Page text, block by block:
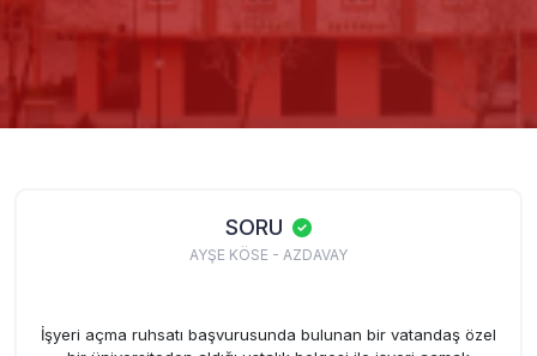
SORU
AYŞE KÖSE - AZDAVAY
İşyeri açma ruhsatı başvurusunda bulunan bir vatandaş özel